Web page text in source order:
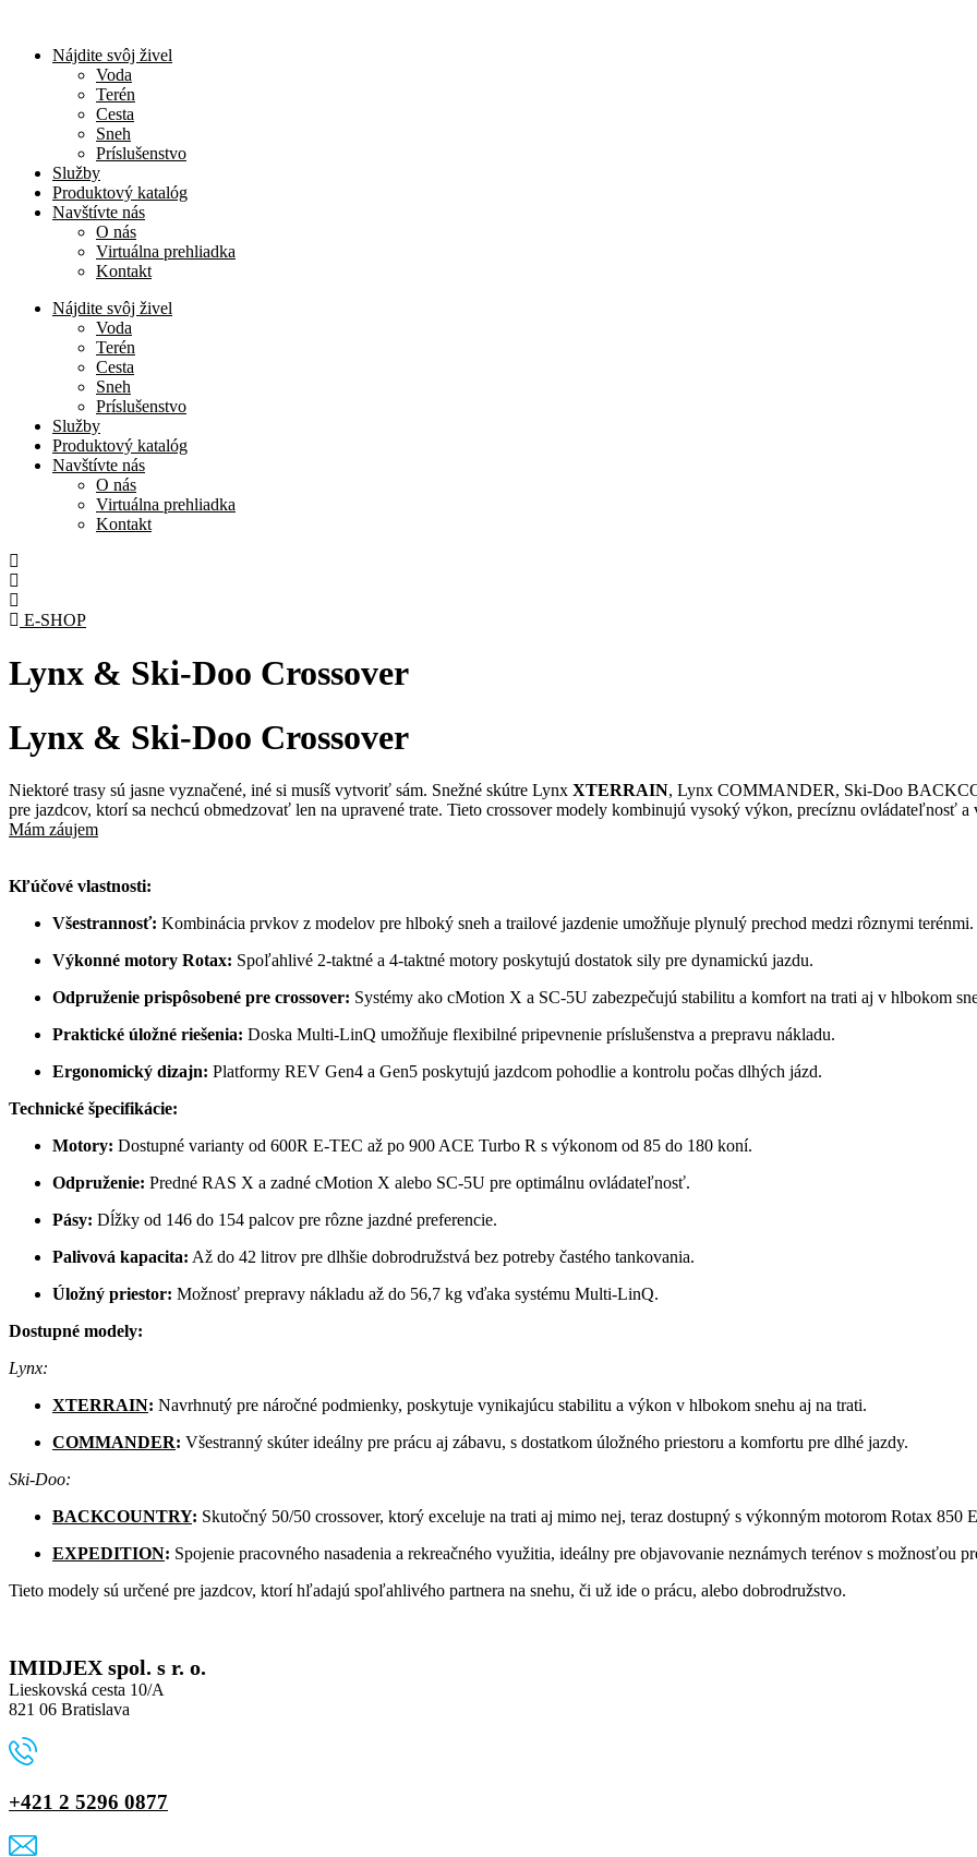
Nájdite svôj živel
Voda
Terén
Cesta
Sneh
Príslušenstvo
Služby
Produktový katalóg
Navštívte nás
O nás
Virtuálna prehliadka
Kontakt
Nájdite svôj živel
Voda
Terén
Cesta
Sneh
Príslušenstvo
Služby
Produktový katalóg
Navštívte nás
O nás
Virtuálna prehliadka
Kontakt
E-SHOP
Lynx & Ski-Doo Crossover
Lynx & Ski-Doo Crossover
Niektoré trasy sú jasne vyznačené, iné si musíš vytvoriť sám. Snežné skútre Lynx XTERRAIN, Lynx COMMANDER, Ski-Doo
pre jazdcov, ktorí sa nechcú obmedzovať len na upravené trate. Tieto crossover modely kombinujú vysoký výkon, precíznu ovládateľnosť
Mám záujem
Kľúčové vlastnosti:
Všestrannosť: Kombinácia prvkov z modelov pre hlboký sneh a trailové jazdenie umožňuje plynulý prechod medzi rôznymi terénmi.
Výkonné motory Rotax: Spoľahlivé 2-taktné a 4-taktné motory poskytujú dostatok sily pre dynamickú jazdu.
Odpruženie prispôsobené pre crossover: Systémy ako cMotion X a SC-5U zabezpečujú stabilitu a komfort na trati aj v hlbokom
Praktické úložné riešenia: Doska Multi-LinQ umožňuje flexibilné pripevnenie príslušenstva a prepravu nákladu.
Ergonomický dizajn: Platformy REV Gen4 a Gen5 poskytujú jazdcom pohodlie a kontrolu počas dlhých jázd.
Technické špecifikácie:
Motory: Dostupné varianty od 600R E-TEC až po 900 ACE Turbo R s výkonom od 85 do 180 koní.
Odpruženie: Predné RAS X a zadné cMotion X alebo SC-5U pre optimálnu ovládateľnosť.
Pásy: Dĺžky od 146 do 154 palcov pre rôzne jazdné preferencie.
Palivová kapacita: Až do 42 litrov pre dlhšie dobrodružstvá bez potreby častého tankovania.
Úložný priestor: Možnosť prepravy nákladu až do 56,7 kg vďaka systému Multi-LinQ.
Dostupné modely:
Lynx:
XTERRAIN: Navrhnutý pre náročné podmienky, poskytuje vynikajúcu stabilitu a výkon v hlbokom snehu aj na trati.
COMMANDER: Všestranný skúter ideálny pre prácu aj zábavu, s dostatkom úložného priestoru a komfortu pre dlhé jazdy.
Ski-Doo:
BACKCOUNTRY: Skutočný 50/50 crossover, ktorý exceluje na trati aj mimo nej, teraz dostupný s výkonným motorom Rotax 850
EXPEDITION: Spojenie pracovného nasadenia a rekreačného využitia, ideálny pre objavovanie neznámych terénov s možnosťou
Tieto modely sú určené pre jazdcov, ktorí hľadajú spoľahlivého partnera na snehu, či už ide o prácu, alebo dobrodružstvo.
IMIDJEX spol. s r. o.
Lieskovská cesta 10/A
821 06 Bratislava
+421 2 5296 0877